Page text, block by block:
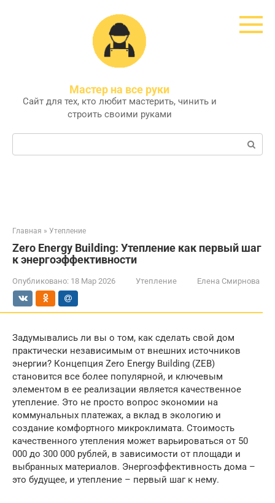
Мастер на все руки
Сайт для тех, кто любит мастерить, чинить и
строить своими руками
Поиск:
Главная » Утепление
Zero Energy Building: Утепление как первый шаг
к энергоэффективности
Опубликовано: 18 Мар 2026 Утепление Елена Смирнова
Задумывались ли вы о том, как сделать свой дом
практически независимым от внешних источников
энергии? Концепция Zero Energy Building (ZEB)
становится все более популярной, и ключевым
элементом в ее реализации является качественное
утепление. Это не просто вопрос экономии на
коммунальных платежах, а вклад в экологию и
создание комфортного микроклимата. Стоимость
качественного утепления может варьироваться от 50
000 до 300 000 рублей, в зависимости от площади и
выбранных материалов. Энергоэффективность дома –
это будущее, и утепление – первый шаг к нему.